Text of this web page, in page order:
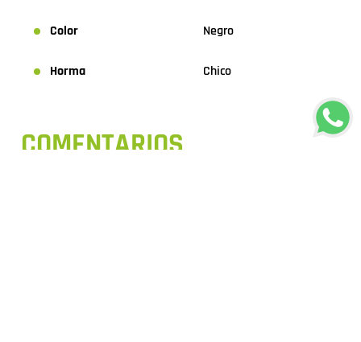
Color Negro
Horma Chico
COMENTARIOS